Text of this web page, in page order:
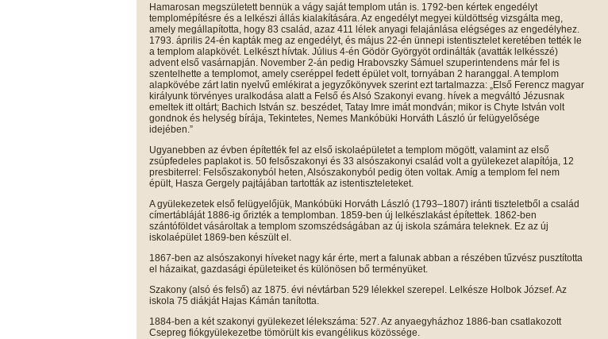
Hamarosan megszületett bennük a vágy saját templom után is. 1792-ben kértek engedélyt
templomépítésre és a lelkészi állás kialakítására. Az engedélyt megyei küldöttség vizsgálta meg,
amely megállapította, hogy 83 család, azaz 411 lélek anyagi felajánlása elégséges az engedélyhez.
1793. április 24-én kapták meg az engedélyt, és május 22-én ünnepi istentisztelet keretében tették le
a templom alapkövét. Lelkészt hívtak. Július 4-én Gödör Györgyöt ordinálták (avatták lelkésszé)
advent első vasárnapján. November 2-án pedig Hrabovszky Sámuel szuperintendens már fel is
szentelhette a templomot, amely cseréppel fedett épület volt, tornyában 2 haranggal. A templom
alapkövébe zárt latin nyelvű emlékirat a jegyzőkönyvek szerint ezt tartalmazza: „Első Ferencz magyar
királyunk törvényes uralkodása alatt a Felső és Alsó Szakonyi evang. hívek a megváltó Jézusnak
emeltek itt oltárt; Bachich István sz. beszédet, Tatay Imre imát mondván; mikor is Chyte István volt
gondnok és helység bírája, Tekintetes, Nemes Mankóbüki Horváth László úr felügyelősége
idejében.”
Ugyanebben az évben építették fel az első iskolaépületet a templom mögött, valamint az első
zsúpfedeles paplakot is. 50 felsőszakonyi és 33 alsószakonyi család volt a gyülekezet alapítója, 12
presbiterrel: Felsőszakonyból heten, Alsószakonyból pedig öten voltak. Amíg a templom fel nem
épült, Hasza Gergely pajtájában tartották az istentiszteleteket.
A gyülekezetek első felügyelőjük, Mankóbüki Horváth László (1793–1807) iránti tiszteletből a család
címertábláját 1886-ig őrizték a templomban. 1859-ben új lelkészlakást építettek. 1862-ben
szántóföldet vásároltak a templom szomszédságában az új iskola számára teleknek. Ez az új
iskolaépület 1869-ben készült el.
1867-ben az alsószakonyi híveket nagy kár érte, mert a falunak abban a részében tűzvész pusztította
el házaikat, gazdasági épületeiket és különösen bő terményüket.
Szakony (alsó és felső) az 1875. évi névtárban 529 lélekkel szerepel. Lelkésze Holbok József. Az
iskola 75 diákját Hajas Kámán tanította.
1884-ben a két szakonyi gyülekezet lélekszáma: 527. Az anyaegyházhoz 1886-ban csatlakozott
Csepreg fiókgyülekezetbe tömörült kis evangélikus közössége.